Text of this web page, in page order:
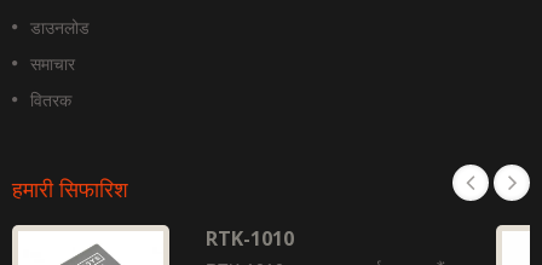
डाउनलोड
समाचार
वितरक
हमारी सिफारिश
RTK-1010